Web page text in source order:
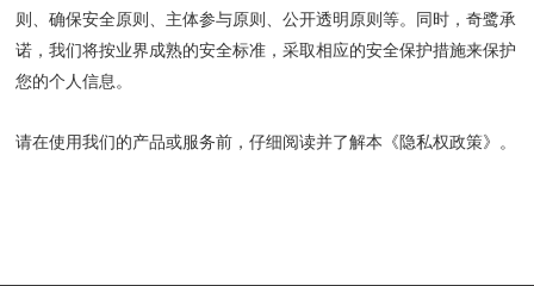
则、确保安全原则、主体参与原则、公开透明原则等。同时，奇鹭承
诺，我们将按业界成熟的安全标准，采取相应的安全保护措施来保护
您的个人信息。
请在使用我们的产品或服务前，仔细阅读并了解本《隐私权政策》。